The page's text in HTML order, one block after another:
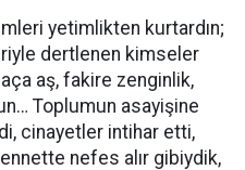
yetimlikten kurtardın;
dertlenen kimseler
aş, fakire zenginlik,
Toplumun asayişine
cinayetler intihar etti,
nefes alır gibiydik,